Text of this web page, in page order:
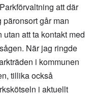
att där
går man
att ta kontakt med
När jag ringde
i kommunen
tillika också
i aktuellt